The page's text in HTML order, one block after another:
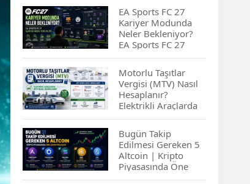
İpuçları...
EA Sports FC 27
Kariyer Modunda
Neler Bekleniyor?
EA Sports FC 27
Kariyer Modu
Yenilikleri…
Motorlu Taşıtlar
Vergisi (MTV) Nasıl
Hesaplanır?
Elektrikli Araçlarda
MTV Nasıl
Hesaplanır? MTV
Borcu Nasıl
Sorgulanır?
Bugün Takip
Edilmesi Gereken 5
Altcoin | Kripto
Piyasasında Öne
Çıkan Projeler